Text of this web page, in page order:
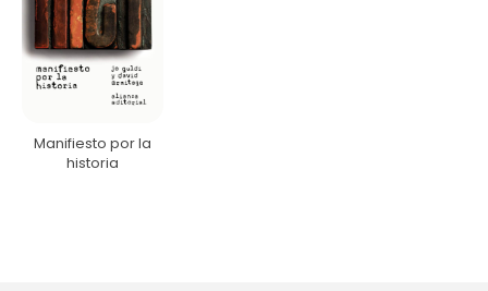
Manifiesto por la
historia